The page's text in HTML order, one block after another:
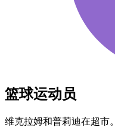
篮球运动员
维克拉姆​和​普莉迪​在超市。